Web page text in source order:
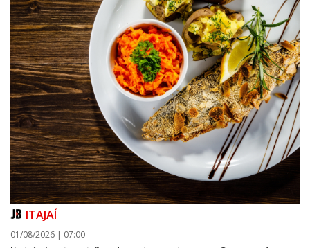
ITAJAÍ
01/08/2026 | 07:00